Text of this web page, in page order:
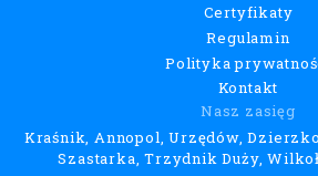
Certyfikaty
Regulamin
Polityka
Kontakt
Nasz zasięg
Kraśnik, Annopol, Urzędów,
Szastarka, Trzydnik Duży,